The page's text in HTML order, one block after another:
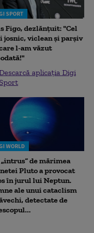
SPORT
Figo, dezlănțuit: "Cel
josnic, viclean și parșiv
l-am văzut
aplicația Digi
Sport
WORLD
de mărimea
Pluto a provocat
în jurul lui Neptun.
ale unui cataclism
detectate de